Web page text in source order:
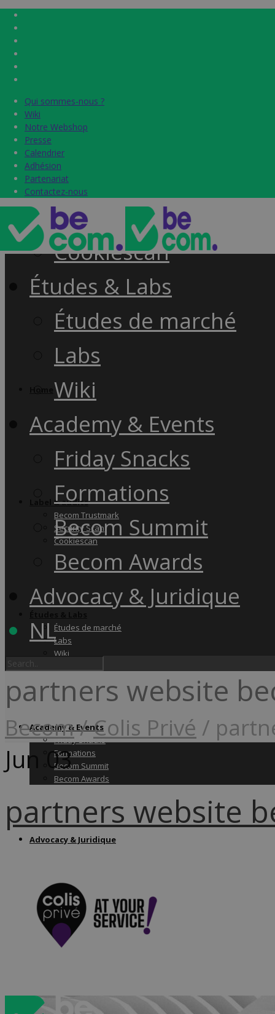
Qui sommes-nous ?
Wiki
Notre Webshop
Presse
Calendrier
Adhésion
Partenariat
Contactez-nous
Label & audits
Becom Trustmark
Security Scan
Cookiescan
Études de marché
Labs
Wiki
Academy & Events
Friday Snacks
Formations
Becom Summit
Becom Awards
Advocacy & Juridique
Qui sommes-nous ?
Wiki
Notre Webshop
Presse
Calendrier
Adhésion
Partenariat
Contactez-nous
Home
Label & audits
Becom Trustmark
Security Scan
Cookiescan
Études & Labs
Études de marché
Labs
Wiki
Academy & Events
Friday Snacks
Formations
Becom Summit
Becom Awards
Advocacy & Juridique
NL
partners website
Becom/Colis Privé /
Jun 03
partners website